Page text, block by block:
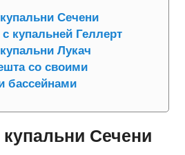
Сечени
купальней Геллерт
Лукач
со своими
бассейнами
Сечени